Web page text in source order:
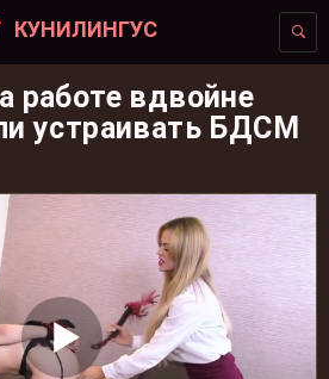
КУНИЛИНГУС
работе вдвойне
устраивать БДСМ